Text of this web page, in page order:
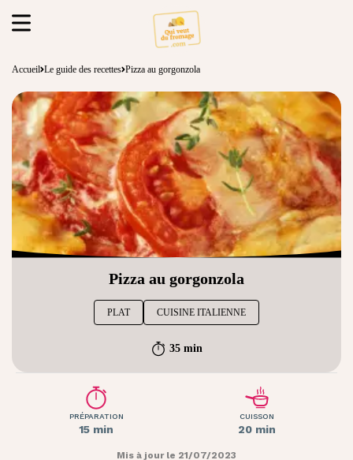
Accueil Le guide des recettes Pizza au gorgonzola
Pizza au gorgonzola
PLAT CUISINE ITALIENNE
35 min
PRÉPARATION
15 min
CUISSON
20 min
Mis à jour le 21/07/2023